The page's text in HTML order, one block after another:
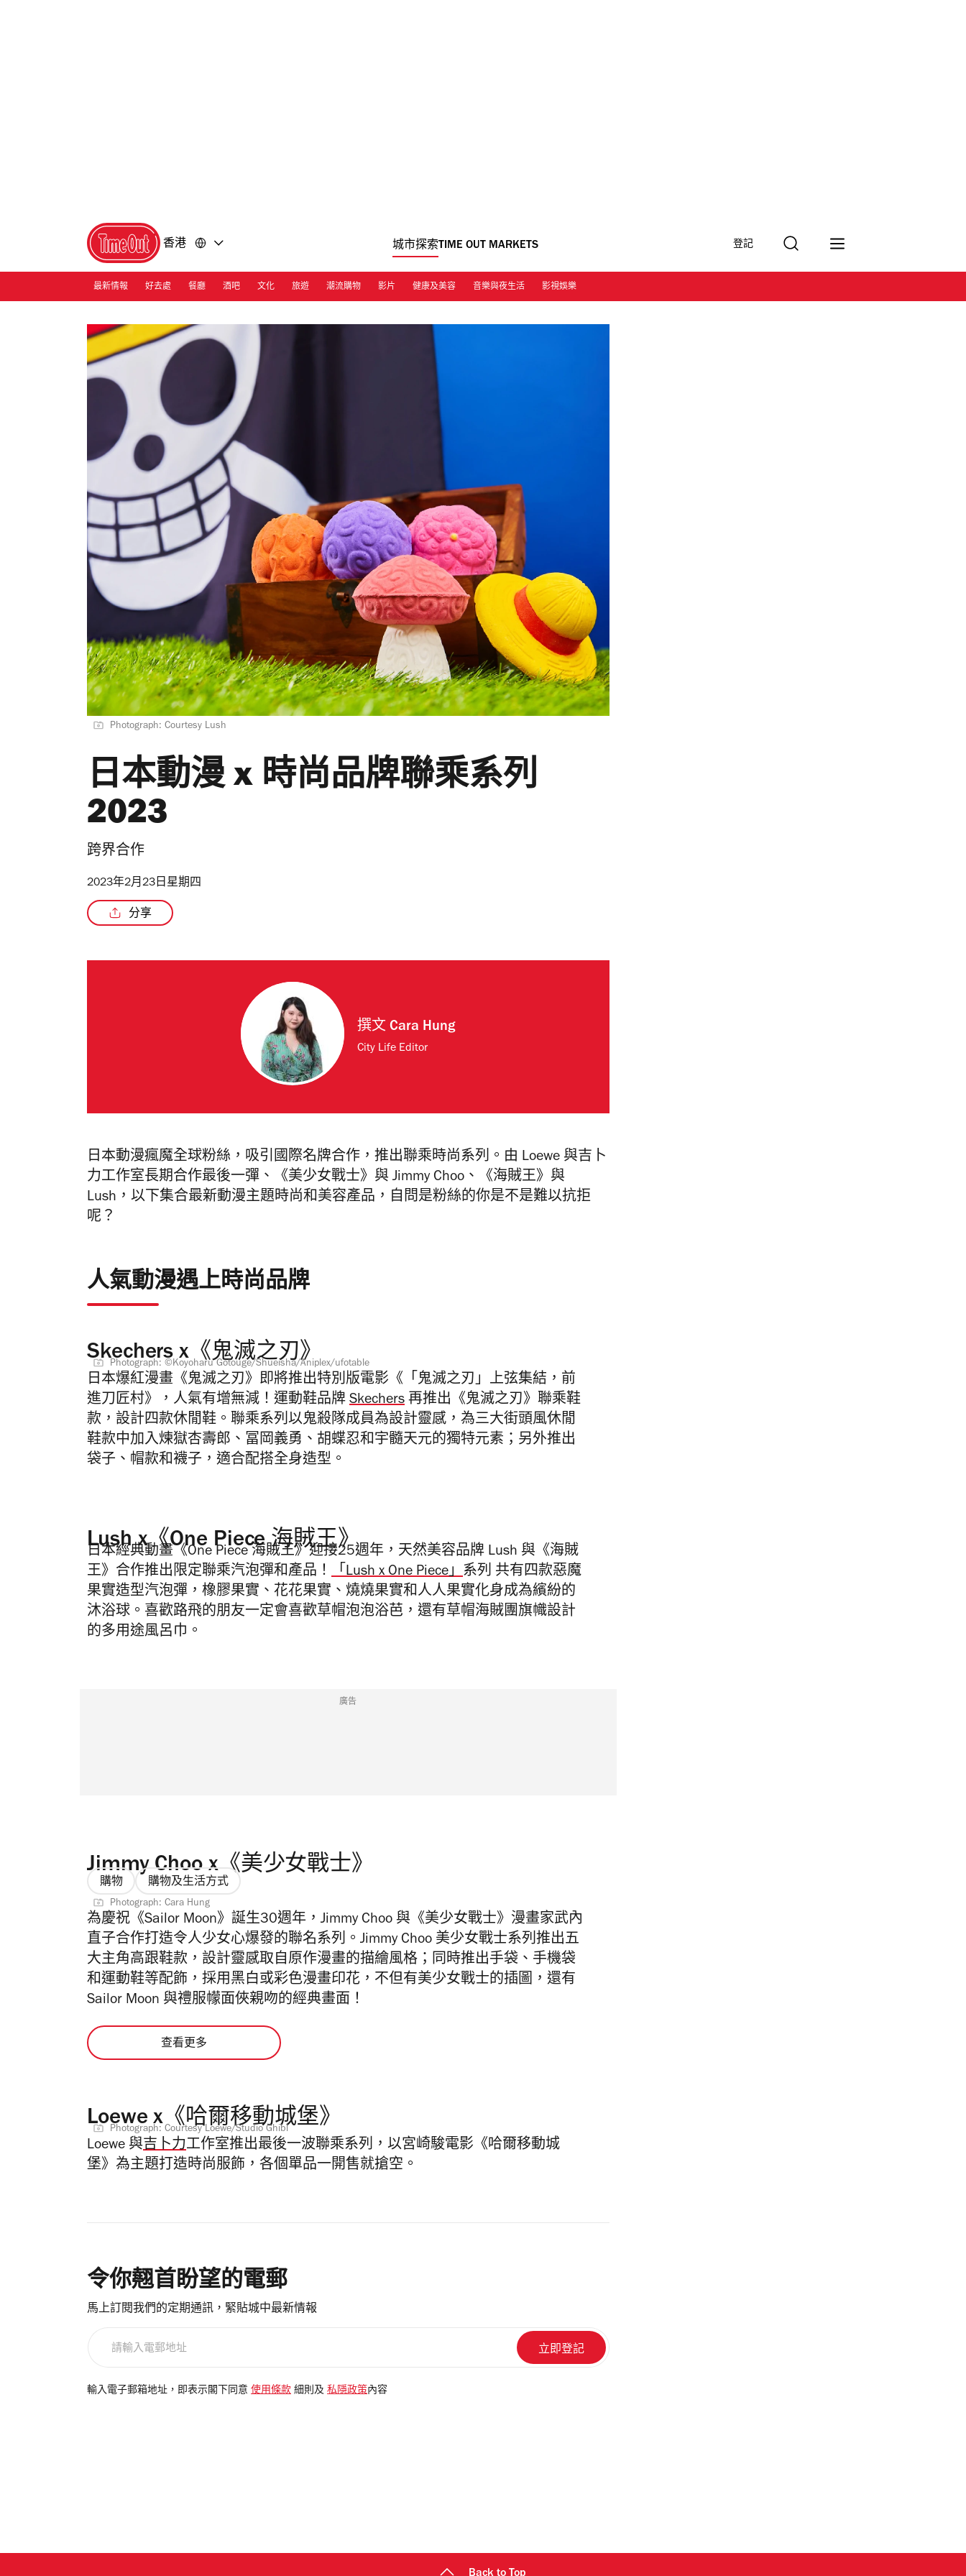
香港 城市探索TIME OUT MARKETS 登記
最新情報 好去處 餐廳 酒吧 文化 旅遊 潮流購物 影片 健康及美容 音樂與夜生活 影視娛樂
Photograph: Courtesy Lush
日本動漫 x 時尚品牌聯乘系列
2023
跨界合作
2023年2月23日星期四
分享
撰文Cara Hung
City Life Editor
日本動漫瘋魔全球粉絲，吸引國際名牌合作，推出聯乘時尚系列。由 Loewe 與吉卜
力工作室長期合作最後一彈 、《美少女戰士》與 Jimmy Choo 、《海賊王》與
Lush，以下集合最新動漫主題時尚和美容產品 ，自問是粉絲的你是不是難以抗拒
呢？
人氣動漫遇上時尚品牌
Skechers x《鬼滅之刃》
Photograph: ©Koyoharu Gotouge/Shueisha/Aniplex/ufotable
日本爆紅漫畫《鬼滅之刃》即將推出特別版電影《「鬼滅之刃」上弦集結，前
進刀匠村》，人氣有增無減！運動鞋品牌 Skechers 再推出《鬼滅之刃》聯乘鞋
款，設計四款休閒鞋。聯乘系列以鬼殺隊成員為設計靈感，為三大街頭風休閒
鞋款中加入煉獄杏壽郎、冨岡義勇、胡蝶忍和宇髓天元的獨特元素；另外推出
袋子、帽款和襪子，適合配搭全身造型。
Lush x《One Piece 海賊王》
日本經典動畫《One Piece 海賊王》迎接25週年，天然美容品牌 Lush 與《海賊
王》合作推出限定聯乘汽泡彈和產品！ 「Lush x One Piece」系列 共有四款惡魔
果實造型汽泡彈，橡膠果實、花花果實、燒燒果實和人人果實化身成為繽紛的
沐浴球。喜歡路飛的朋友一定會喜歡草帽泡泡浴芭，還有草帽海賊團旗幟設計
的多用途風呂巾。
廣告
Jimmy Choo x《美少女戰士》
購物 購物及生活方式
Photograph: Cara Hung
為慶祝《Sailor Moon》誕生30週年，Jimmy Choo 與《美少女戰士》漫畫家武內
直子合作打造令人少女心爆發的聯名系列。Jimmy Choo 美少女戰士系列推出五
大主角高跟鞋款，設計靈感取自原作漫畫的描繪風格；同時推出手袋、手機袋
和運動鞋等配飾，採用黑白或彩色漫畫印花，不但有美少女戰士的插圖，還有
Sailor Moon 與禮服幪面俠親吻的經典畫面！
查看更多
Loewe x《哈爾移動城堡》
Photograph: Courtesy Loewe/Studio Ghibl
Loewe 與吉卜力工作室推出最後一波聯乘系列，以宮崎駿電影《哈爾移動城
堡》為主題打造時尚服飾，各個單品一開售就搶空。
令你翹首盼望的電郵
馬上訂閱我們的定期通訊，緊貼城中最新情報
電
輸入電子郵箱地址，即表示閣下同意 使用條款 細則及 私隱政策 內容
Back to Top